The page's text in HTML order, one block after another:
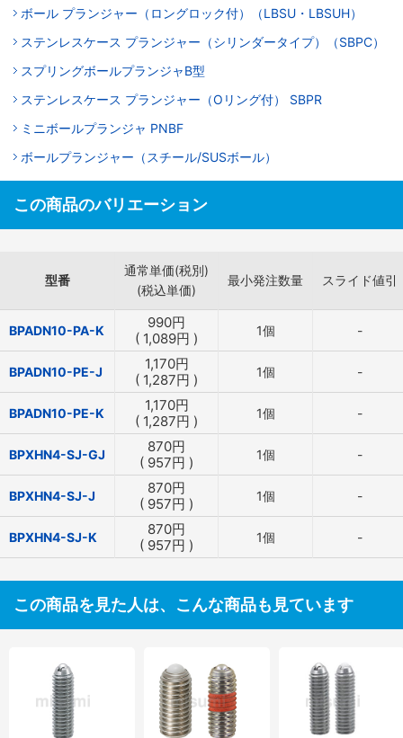
ボール プランジャー（ロングロック付）（LBSU・LBSUH）
ステンレスケース プランジャー（シリンダータイプ）（SBPC）
スプリングボールプランジャB型
ステンレスケース プランジャー（Oリング付） SBPR
ミニボールプランジャ PNBF
ボールプランジャー（スチール/SUSボール）
この商品のバリエーション
型番
通常単価(税別)
(税込単価)
最小発注数量 スライド値引
BPADN10-PA-K 990円
( 1,089円 ) 1個 -
BPADN10-PE-J 1,170円
( 1,287円 ) 1個 -
BPADN10-PE-K 1,170円
( 1,287円 ) 1個 -
BPXHN4-SJ-GJ 870円
( 957円 ) 1個 -
BPXHN4-SJ-J 870円
( 957円 ) 1個 -
BPXHN4-SJ-K 870円
( 957円 ) 1個 -
この商品を見た人は、こんな商品も見ています